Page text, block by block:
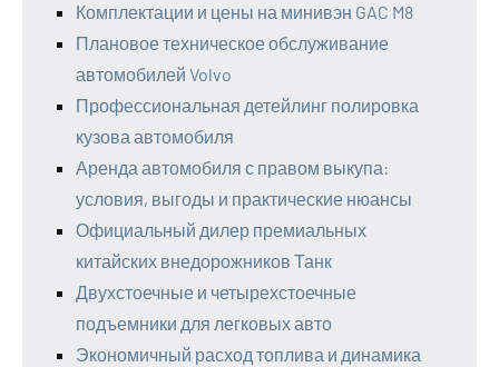
Комплектации и цены на минивэн GAC M8
Плановое техническое обслуживание
автомобилей Volvo
Профессиональная детейлинг полировка
кузова автомобиля
Аренда автомобиля с правом выкупа:
условия, выгоды и практические нюансы
Официальный дилер премиальных
китайских внедорожников Танк
Двухстоечные и четырехстоечные
подъемники для легковых авто
Экономичный расход топлива и динамика